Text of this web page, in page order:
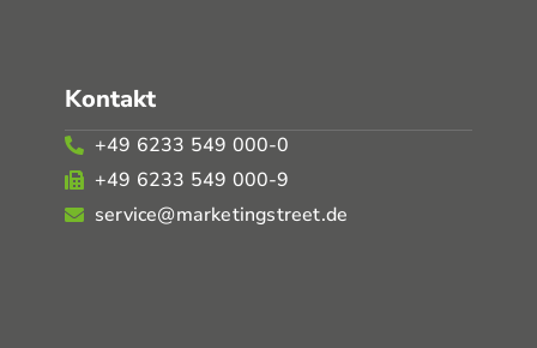
Kontakt
+49 6233 549 000-0
+49 6233 549 000-9
service@marketingstreet.de